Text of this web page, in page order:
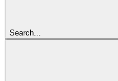
Search...